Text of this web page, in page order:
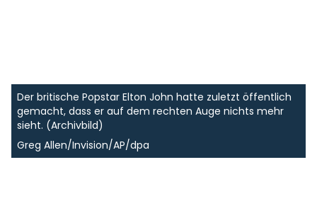
Der britische Popstar Elton John hatte zuletzt öffentlich
gemacht, dass er auf dem rechten Auge nichts mehr
sieht. (Archivbild)
Greg Allen/Invision/AP/dpa